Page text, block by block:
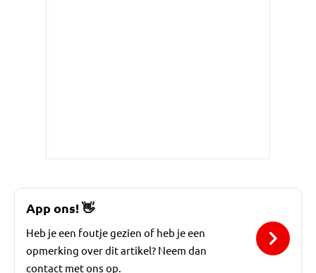
App ons!👋
Heb je een foutje gezien of heb je een
opmerking over dit artikel? Neem dan
contact met ons op.